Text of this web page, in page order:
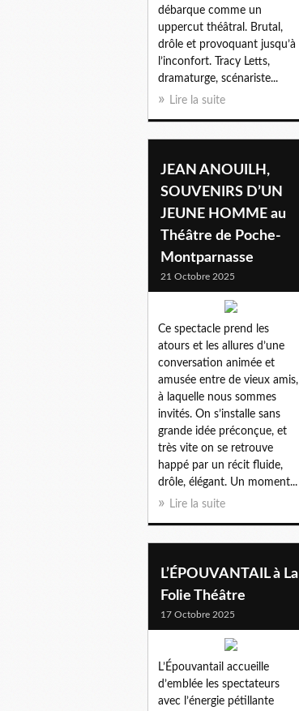
débarque comme un
uppercut théâtral. Brutal,
drôle et provoquant jusqu’à
l’inconfort. Tracy Letts,
dramaturge, scénariste...
Lire la suite
JEAN ANOUILH,
SOUVENIRS D’UN
JEUNE HOMME au
Théâtre de Poche-
Montparnasse
21 Octobre 2025
Ce spectacle prend les
atours et les allures d’une
conversation animée et
amusée entre de vieux amis,
à laquelle nous sommes
invités. On s’installe sans
grande idée préconçue, et
très vite on se retrouve
happé par un récit fluide,
drôle, élégant. Un moment...
Lire la suite
L’ÉPOUVANTAIL à La
Folie Théâtre
17 Octobre 2025
L’Épouvantail accueille
d’emblée les spectateurs
avec l’énergie pétillante